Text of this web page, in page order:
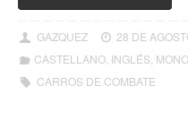
GAZQUEZ
28 DE
CASTELLANO, INGLÉS
CARROS DE COMBATE